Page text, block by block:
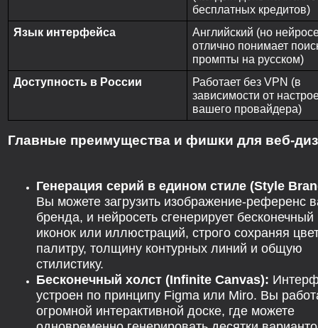
бесплатных кредитов)
Язык интерфейса
Английский (но
отлично понимает
промпты на русском)
Доступность в России
Работает без VPN (в
зависимости от
вашего провайдера)
Главные преимущества и фишки для веб-
Генерация серий в едином стиле (Style
Вы можете загрузить изображение-референс
бренда, и нейросеть сгенерирует бесконечный
иконок или иллюстраций, строго сохраняя
палитру, толщину контурных линий и общую
стилистику.
Бесконечный холст (Infinite Canvas):
устроен по принципу Figma или Miro. Вы
огромной интерактивной доске, где можете